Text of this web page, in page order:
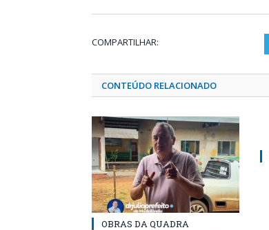
COMPARTILHAR:
CONTEÚDO RELACIONADO
OBRAS DA QUADRA